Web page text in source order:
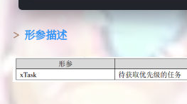
形参描述